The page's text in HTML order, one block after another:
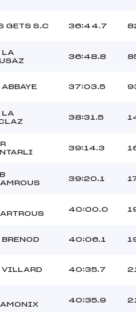
GETS S.C 36:44.7
LA
36:48.8
ABBAYE 37:03.5
LA
38:31.5
39:14.3
39:20.1
40:00.0
40:06.1
VILLARD 40:35.7
40:35.9